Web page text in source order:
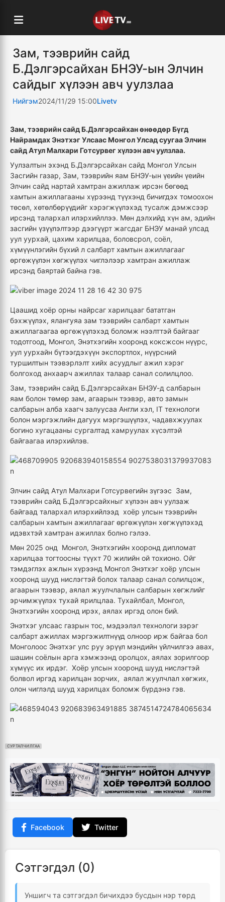
Зам, тээврийн сайд
Б.Дэлгэрсайхан БНЭУ-ын Элчин
сайдыг хүлээн авч уулзлаа
Нийгэм2024/11/29 15:00Livetv
Зам, тээврийн сайд Б.Дэлгэрсайхан өнөөдөр Бүгд
Найрамдах Энэтхэг Улсаас Монгол Улсад суугаа Элчин
сайд Атул Малхари Готсурвег хүлээн авч уулзлаа.
Уулзалтын эхэнд Б.Дэлгэрсайхан сайд Монгол Улсын
Засгийн газар, Зам, тээврийн яам БНЭУ-ын үеийн үеийн
Элчин сайд нартай хамтран ажиллаж ирсэн бөгөөд
хамтын ажиллагааны хүрээнд түүхэнд бичигдэх томоохон
төсөл, хөтөлбөрүүдийг хэрэгжүүлэхэд тусалж дэмжсээр
ирсэнд талархал илэрхийллээ. Мөн дэлхийд хүн ам, эдийн
засгийн үзүүлэлтээр дээгүүрт жагсдаг БНЭУ манай улсад
уул уурхай, цахим харилцаа, боловсрол, соёл,
хүмүүнлэгийн бүхий л салбарт хамтын ажиллагааг
өргөжүүлэн хөгжүүлэх чиглэлээр хамтран ажиллаж
ирсэнд баяртай байна гэв.
Цаашид хоёр орны найрсаг харилцааг бататган
бэхжүүлэх, ялангуяа зам тээврийн салбарт хамтын
ажиллагаагаа өргөжүүлэхэд боломж нээлттэй байгааг
тодотгоод, Монгол, Энэтхэгийн хооронд коксжсон нүүрс,
уул уурхайн бүтээгдэхүүн экспортлох, нүүрсний
туршилтын тээвэрлэлт хийх асуудлыг ажил хэрэг
болгоход анхаарч ажиллах талаар санал солилцлоо.
Зам, тээврийн сайд Б.Дэлгэрсайхан БНЭУ-д салбарын
яам болон төмөр зам, агаарын тээвэр, авто замын
салбарын алба хаагч залуусаа Англи хэл, IT технологи
болон мэргэжлийн дагуух мэргэшүүлэх, чадавхжуулах
богино хугацааны сургалтад хамруулах хүсэлтэй
байгаагаа илэрхийлэв.
Элчин сайд Атул Малхари Готсурвегийн зүгээс Зам,
тээврийн сайд Б.Дэлгэрсайхныг хүлээн авч уулзаж
байгаад талархал илэрхийлээд хоёр улсын тээврийн
салбарын хамтын ажиллагааг өргөжүүлэн хөгжүүлэхэд
идэвхтэй хамтран ажиллах болно гэлээ.
Мөн 2025 онд Монгол, Энэтхэгийн хооронд дипломат
харилцаа тогтоосны түүхт 70 жилийн ой тохионо. Ойг
тэмдэглэх ажлын хүрээнд Монгол Энэтхэг хоёр улсын
хооронд шууд нислэгтэй болох талаар санал солилцож,
агаарын тээвэр, аялал жуулчлалын салбарын хөгжлийг
эрчимжүүлэх тухай ярилцлаа. Тухайлбал, Монгол,
Энэтхэгийн хооронд ирэх, аялах иргэд олон бий.
Энэтхэг улсаас газрын тос, мэдээлэл технологи зэрэг
салбарт ажиллах мэргэжилтнүүд олноор ирж байгаа бол
Монголоос Энэтхэг улс руу эрүүл мэндийн үйлчилгээ авах,
шашин соёлын арга хэмжээнд оролцох, аялах зорилгоор
хүмүүс их ирдэг. Хоёр улсын хооронд шууд нислэгтэй
болвол иргэд харилцан зорчих, аялал жуулчлал хөгжих,
олон чиглэлд шууд харилцах боломж бүрдэнэ гэв.
СУРТАЛЧИЛГАА
Facebook Twitter
Сэтгэгдэл (0)
Уншигч та сэтгэгдэл бичихдээ бусдын нэр төрд